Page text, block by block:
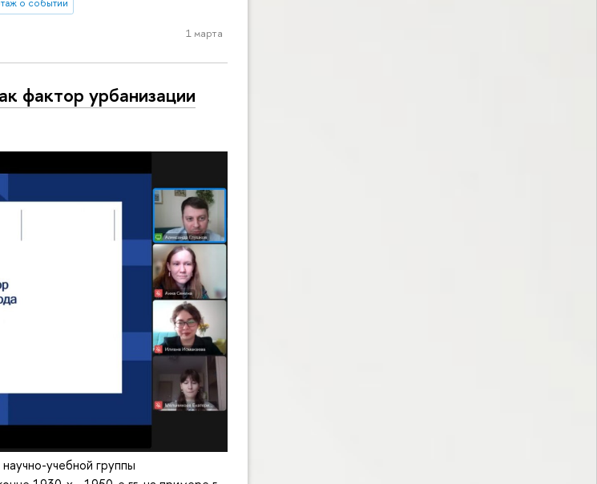
о событии
города в конце 1930-х - 1950-е гг. на примере г. Перми»
1 марта
фактор урбанизации
учебной группы